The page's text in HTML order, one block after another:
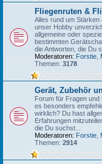
Fliegenruten &
Alles rund um
unser Hobby
allgemeine oder
bestimmten
die Antworten, die Du
Moderatoren: Forstie
Themen: 3178
Gerät, Zubehör
Forum für Fragen
es besonders
wirklich? Du hast
Erfahrungen
die Du suchst...
Moderatoren: Forstie
Themen: 2914